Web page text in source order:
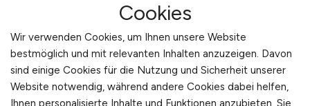
Cookies
Wir verwenden Cookies, um Ihnen unsere Website
bestmöglich und mit relevanten Inhalten anzuzeigen. Davon
sind einige Cookies für die Nutzung und Sicherheit unserer
Website notwendig, während andere Cookies dabei helfen,
Ihnen personalisierte Inhalte und Funktionen anzubieten. Sie